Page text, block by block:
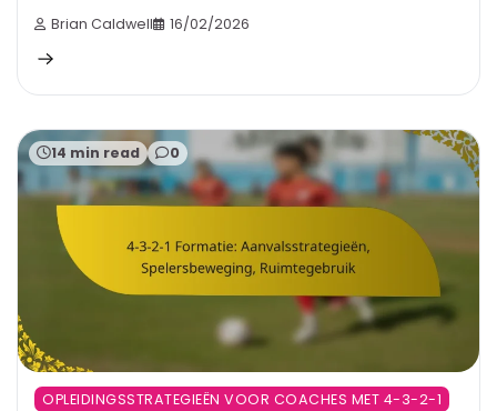
Brian Caldwell 16/02/2026
14 min read 0
OPLEIDINGSSTRATEGIEËN VOOR COACHES MET 4-3-2-1